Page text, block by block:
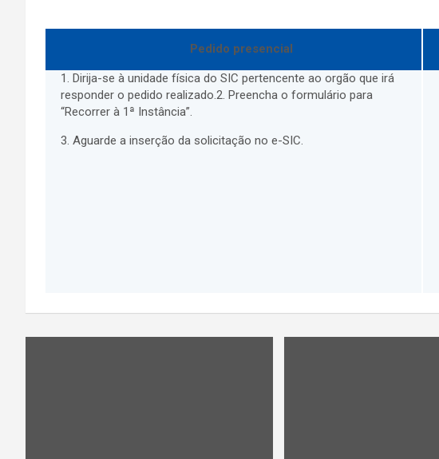
Pedido presencial
1. Dirija-se à unidade física do SIC pertencente ao orgão que irá
responder o pedido realizado.2. Preencha o formulário para
“Recorrer à 1ª Instância”.
3. Aguarde a inserção da solicitação no e-SIC.